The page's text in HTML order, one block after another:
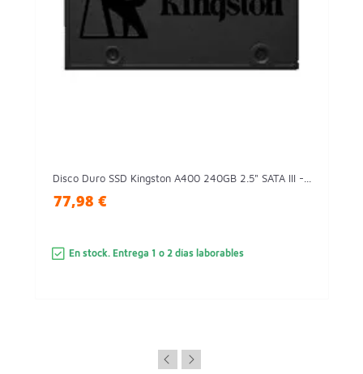
Disco Duro SSD Kingston A400 240GB 2.5" SATA III -...
77,98 €
En stock. Entrega 1 o 2 días laborables